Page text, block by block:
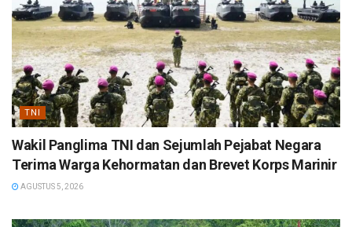
TNI
Wakil Panglima TNI dan Sejumlah Pejabat Negara
Terima Warga Kehormatan dan Brevet Korps Marinir
AGUSTUS 5, 2026